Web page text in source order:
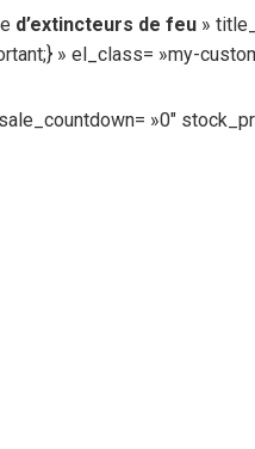
d’extincteurs de feu »
» el_class= »my-
»0″